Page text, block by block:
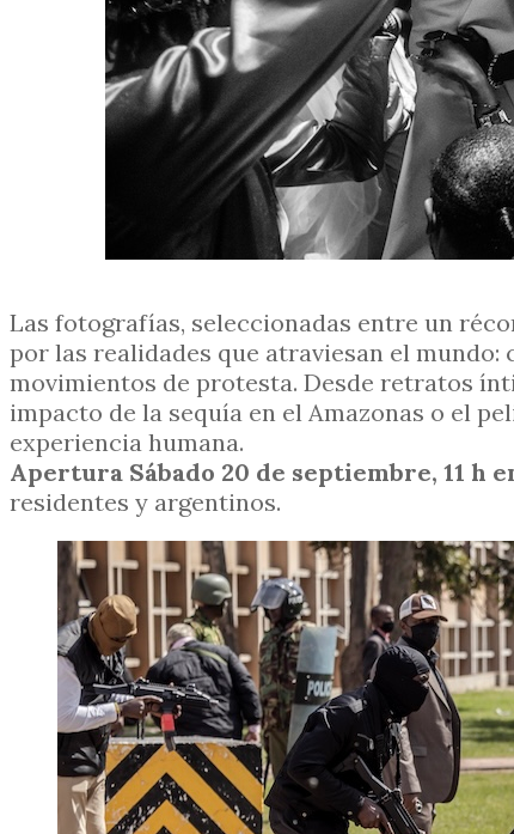
Las fotografías, seleccionadas entre un
por las realidades que atraviesan el
movimientos de protesta. Desde retratos
impacto de la sequía en el Amazonas o el
experiencia humana.
Apertura Sábado 20 de septiembre, 11 h
residentes y argentinos.